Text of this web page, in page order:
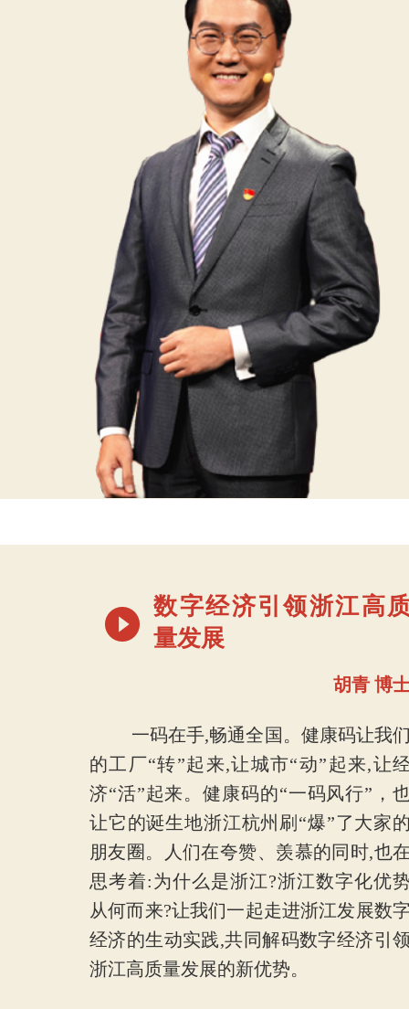
数字经济引领浙江高
量发展
胡青 博
一码在手,畅通全国。健康码让我
的工厂“转”起来,让城市“动”起来,让
济“活”起来。健康码的“一码风行”，
让它的诞生地浙江杭州刷“爆”了大家
朋友圈。人们在夸赞、羡慕的同时,也
思考着:为什么是浙江?浙江数字化优
从何而来?让我们一起走进浙江发展数
经济的生动实践,共同解码数字经济引
浙江高质量发展的新优势。